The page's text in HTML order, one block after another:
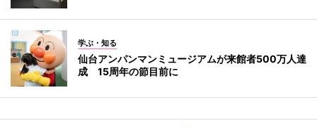
学ぶ・知る
仙台アンパンマンミュージアムが来館者500万人達
成 15周年の節目前に